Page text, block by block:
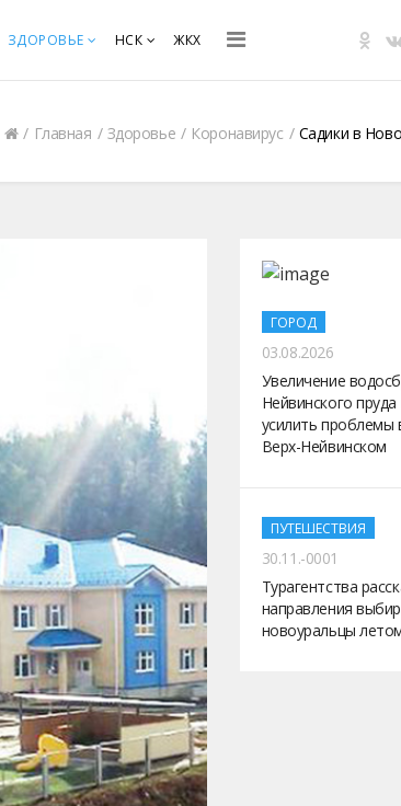
ЗДОРОВЬЕ НСК ЖКХ
Главная Здоровье Коронавирус Садики в
ГОРОД
03.08.2026
Увеличение
Нейвинского
усилить проблемы
Верх-Нейвинском
ПУТЕШЕСТВИЯ
30.11.-0001
Турагентства
направления
новоуральцы